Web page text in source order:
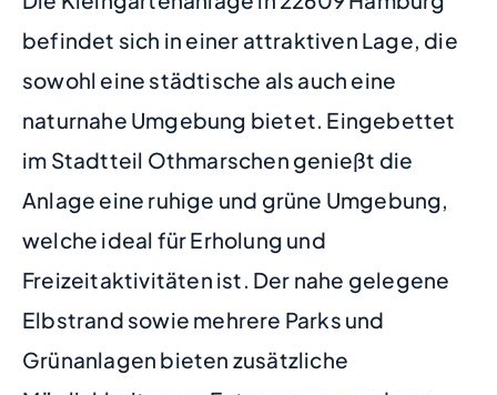
befindet sich in einer attraktiven Lage, die
sowohl eine städtische als auch eine
naturnahe Umgebung bietet. Eingebettet
im Stadtteil Othmarschen genießt die
Anlage eine ruhige und grüne Umgebung,
welche ideal für Erholung und
Freizeitaktivitäten ist. Der nahe gelegene
Elbstrand sowie mehrere Parks und
Grünanlagen bieten zusätzliche